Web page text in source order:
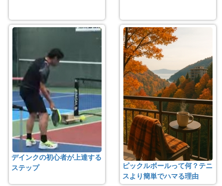
デインクの初心者が上達する
ステップ
ピックルボールって何？テニ
スより簡単でハマる理由